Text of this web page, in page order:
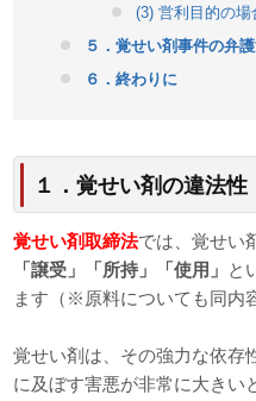
(3) 営利目的の
５．覚せい剤事件の弁
６．終わりに
１．覚せい剤の違法性
覚せい剤取締法では、覚せい
「譲受」「所持」「使用」 と
ます（※原料についても同内
覚せい剤は、その強力な依存
に及ぼす害悪が非常に大きい